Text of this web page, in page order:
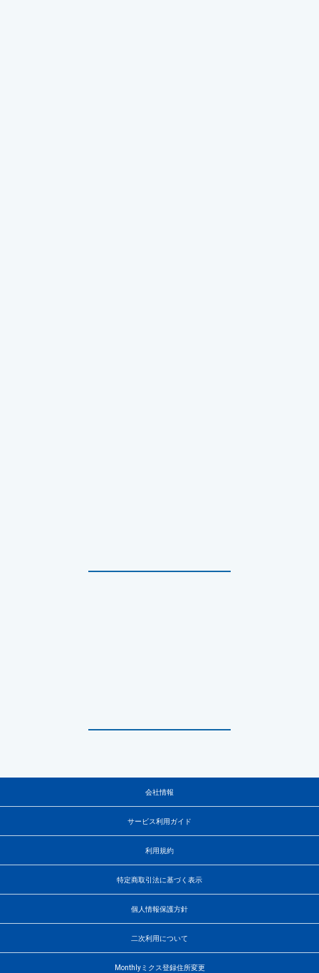
会社情報
サービス利用ガイド
利用規約
特定商取引法に基づく表示
個人情報保護方針
二次利用について
Monthlyミクス登録住所変更